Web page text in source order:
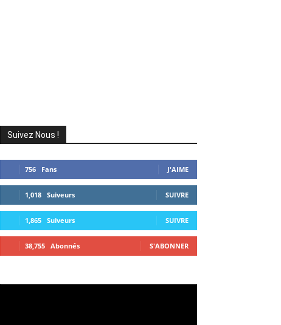
Suivez Nous !
756 Fans J'AIME
1,018 Suiveurs SUIVRE
1,865 Suiveurs SUIVRE
38,755 Abonnés S'ABONNER